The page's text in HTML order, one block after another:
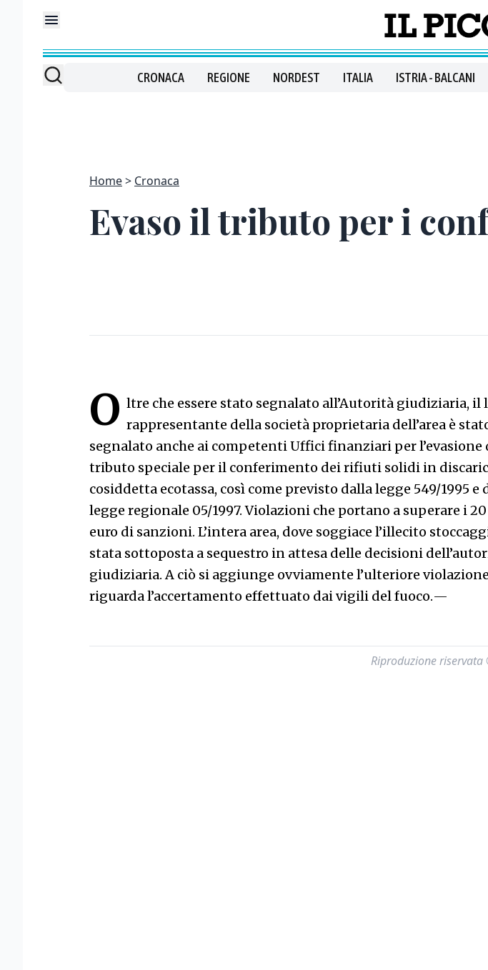
CRONACA REGIONE NORDEST ITALIA ISTRIA - BALCANI
Home Cronaca
Evaso il tributo per i
O ltre che essere stato segnalato all’Autorità giudiziaria, il
rappresentante della società proprietaria dell’area è
segnalato anche ai competenti Uffici finanziari per l’evasione
tributo speciale per il conferimento dei rifiuti solidi in
cosiddetta ecotassa, così come previsto dalla legge 549/1995 e
legge regionale 05/1997. Violazioni che portano a superare i
euro di sanzioni. L’intera area, dove soggiace l’illecito
stata sottoposta a sequestro in attesa delle decisioni
giudiziaria. A ciò si aggiunge ovviamente l’ulteriore
riguarda l’accertamento effettuato dai vigili del fuoco.—
Riproduzione riservata